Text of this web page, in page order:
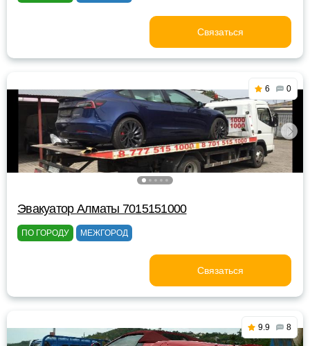
Связаться
6 0
Эвакуатор Алматы 7015151000
ПО ГОРОДУ МЕЖГОРОД
Связаться
9.9 8